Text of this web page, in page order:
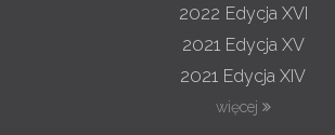
2022 Edycja XVI
2021 Edycja XV
2021 Edycja XIV
więcej